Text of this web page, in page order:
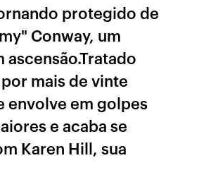
protegido de
Conway, um
ascensão.Tratado
mais de vinte
envolve em golpes
e acaba se
Karen Hill, sua